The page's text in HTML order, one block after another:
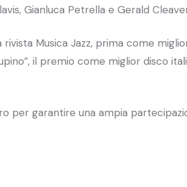
Gianluca Petrella e Gerald
Musica Jazz, prima come
il premio come miglior disco
per garantire una ampia